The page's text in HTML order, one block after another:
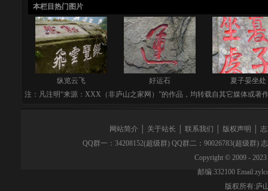
本栏目热门图片
纵览云飞 好运石
夏子晏坐处
注：凡注明“来源：XXX（非庐山之家网）”的作品，均转载自其它媒体或
网站简介 关于站长 联系我们 版权声明
QQ群一：34208152(超级群) QQ群二：90026783(超级群)
Copyright © 2009 - 2023
邮编:332100
版权所有:庐